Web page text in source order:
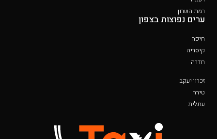
רמת השרון
ערים נפוצות בצפון
חיפה
קיסריה
חדרה
זכרון יעקב
טירה
עתלית